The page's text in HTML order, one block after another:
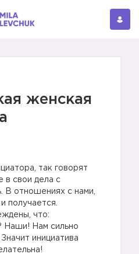
женская
так говорят
в свои дела с
В отношениях с нами,
получается.
что:
Наши! Нам сильно
инициатива